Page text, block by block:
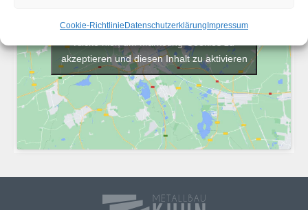
Cookie-RichtlinieDatenschutzerklärungImpressum
akzeptieren und diesen Inhalt zu aktivieren